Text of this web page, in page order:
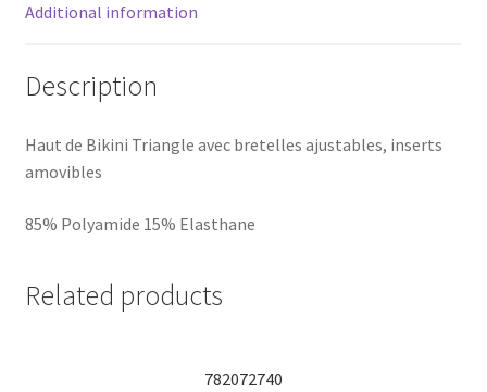
Additional information
Description
Haut de Bikini Triangle avec bretelles ajustables, inserts
amovibles
85% Polyamide 15% Elasthane
Related products
782072740